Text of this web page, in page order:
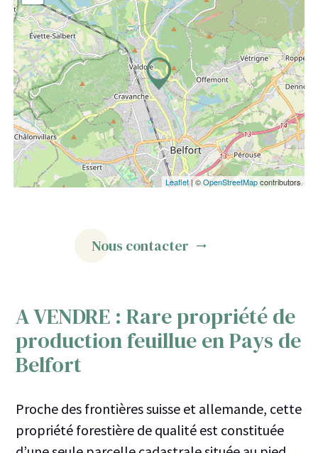
Leaflet| ©OpenStreetMapcontributors
Nous contacter
A VENDRE : Rare propriété de
production feuillue en Pays de
Belfort
Proche des frontières suisse et allemande, cette
propriété forestière de qualité est constituée